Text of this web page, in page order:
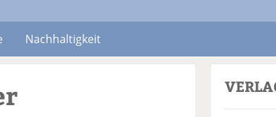
Nachhaltigkeit